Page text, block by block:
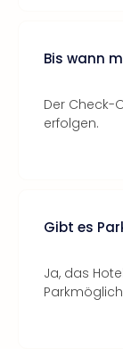
Bis wann
Der Check-
erfolgen.
Gibt es
Ja, das